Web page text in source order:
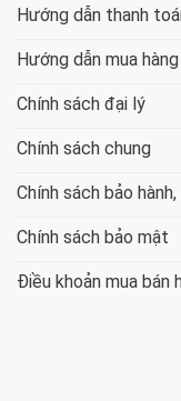
Hướng dẫn thanh
Hướng dẫn mua
Chính sách đại lý
Chính sách chung
Chính sách bảo
Chính sách bảo mật
Điều khoản mua bán